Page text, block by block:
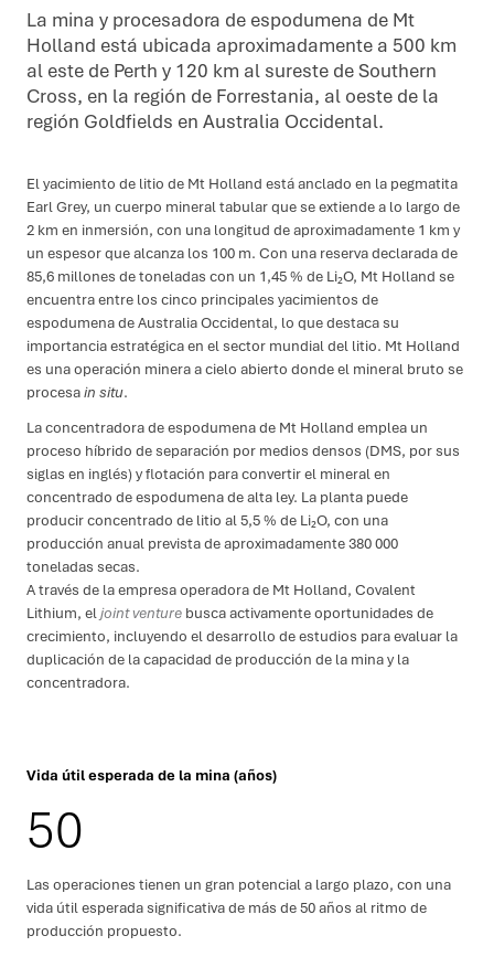
Buscar
La mina y procesadora de espodumena de Mt
Holland está ubicada aproximadamente a 500 km
al este de Perth y 120 km al sureste de Southern
Cross, en la región de Forrestania, al oeste de la
región Goldfields en Australia Occidental.
El yacimiento de litio de Mt Holland está anclado en la pegmatita
Earl Grey, un cuerpo mineral tabular que se extiende a lo largo de
2 km en inmersión, con una longitud de aproximadamente 1 km y
un espesor que alcanza los 100 m. Con una reserva declarada de
85,6 millones de toneladas con un 1,45 % de Li₂O, Mt Holland se
encuentra entre los cinco principales yacimientos de
espodumena de Australia Occidental, lo que destaca su
importancia estratégica en el sector mundial del litio. Mt Holland
es una operación minera a cielo abierto donde el mineral bruto se
procesain situ.
La concentradora de espodumena de Mt Holland emplea un
proceso híbrido de separación por medios densos (DMS, por sus
siglas en inglés) y flotación para convertir el mineral en
concentrado de espodumena de alta ley. La planta puede
producir concentrado de litio al 5,5 % de Li₂O, con una
producción anual prevista de aproximadamente 380 000
toneladas secas.
A través de la empresa operadora de Mt Holland, Covalent
Lithium, eljoint venture busca activamente oportunidades de
crecimiento, incluyendo el desarrollo de estudios para evaluar la
duplicación de la capacidad de producción de la mina y la
concentradora.
Vida útil esperada de la mina (años)
50
Las operaciones tienen un gran potencial a largo plazo, con una
vida útil esperada significativa de más de 50 años al ritmo de
producción propuesto.